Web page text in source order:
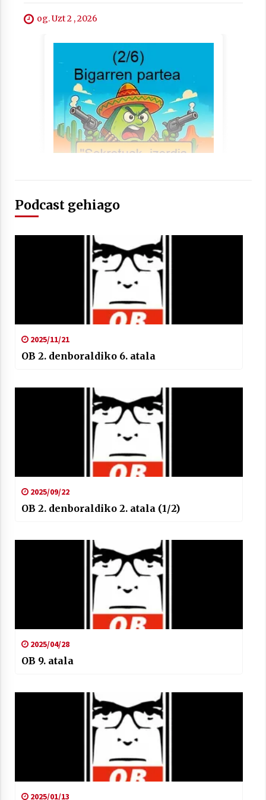
Berria egunkarian elkarrizketa
Arrosaren 20 urteez
2021/07/06
Hala Bedi irratiko Hizpidea saioan
Arrosaren 20 urteez
2021/07/03
Zebrabidearen denboraldi amaiera
EHZtik
2021/07/01
Arrosaren laburpen bideoa Hamaika
og. Uzt 2 , 2026
Podcast gehiago
2025/11/21
OB 2. denboraldiko 6. atala
2025/09/22
OB 2. denboraldiko 2. atala (1/2)
2025/04/28
OB 9. atala
2025/01/13